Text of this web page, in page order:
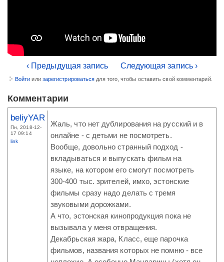
‹ Предыдущая запись Следующая запись ›
Войти или зарегистрироваться для того, чтобы оставить свой комментарий.
Комментарии
beliyYAR
Пн, 2018-12-
17 09:14
link
Жаль, что нет дублирования на русский и в
онлайне - с детьми не посмотреть.
Вообще, довольно странный подход -
вкладываться и выпускать фильм на
языке, на котором его смогут посмотреть
300-400 тыс. зрителей, имхо, эстонские
фильмы сразу надо делать с тремя
звуковыми дорожками.
А что, эстонская кинопродукция пока не
вызывала у меня отвращения.
Декабрьская жара, Класс, еще парочка
фильмов, названия которых не помню - все